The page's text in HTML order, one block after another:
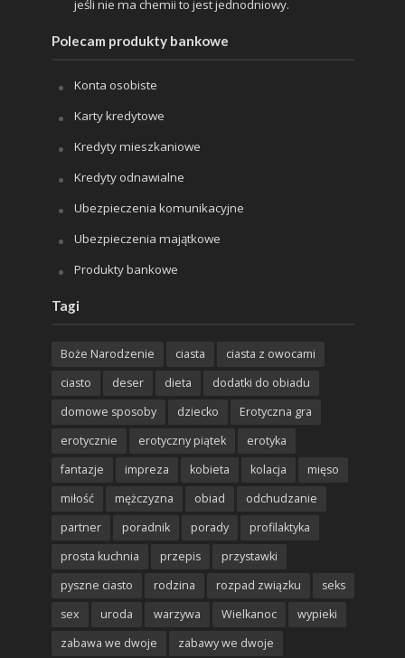
jeśli nie ma chemii to jest jednodniowy.
Polecam produkty bankowe
Konta osobiste
Karty kredytowe
Kredyty mieszkaniowe
Kredyty odnawialne
Ubezpieczenia komunikacyjne
Ubezpieczenia majątkowe
Produkty bankowe
Tagi
Boże Narodzenie ciasta
ciasta z owocami
ciasto
deser dieta
dodatki do obiadu
domowe sposoby
dziecko
Erotyczna gra
erotycznie
erotyczny piątek
erotyka
fantazje
impreza kobieta kolacja
mięso
miłość
mężczyzna obiad
odchudzanie
partner
poradnik porady
profilaktyka
prosta kuchnia
przepis
przystawki
pyszne ciasto
rodzina rozpad związku
seks
sex
uroda warzywa Wielkanoc
wypieki
zabawa we dwoje
zabawy we dwoje